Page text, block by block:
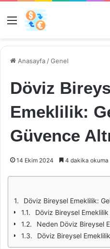
Menü
Anasayfa /Genel
Döviz
Emeklilik:
Güvence
14 Ekim 2024 4 dakika okuma
Döviz Bireysel Emeklilik:
Döviz Bireysel
Neden Döviz Bireysel
Döviz Bireysel Emeklilik